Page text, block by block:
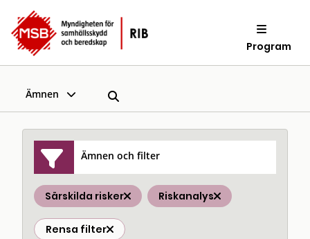
Program
Ämnen
Ämnen och filter
Särskilda risker Riskanalys
Rensa filter